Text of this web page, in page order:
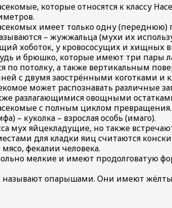
которые относятся к классу
имеет только одну
– жужжальца (мухи их
хоботок, у кровососущих и хищных
и брюшко, которые имеют три
по потолку, а также вертикальным
с двумя заострёнными коготками
может распознавать различные
разлагающимися овощными
с полным циклом
– куколка – взрослая особь (имаго).
мух яйцекладущие, но также
для кладки яиц считаются
фекалии человека.
мелкие и имеют продолговатую
опарышами. Они имеют